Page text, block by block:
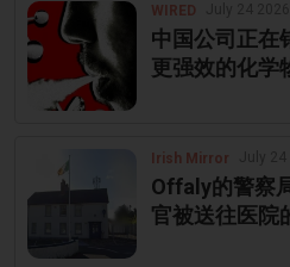
WIRED
中国公司正在
更强效的化学
Irish Mirror
Offaly的警察
官被送往医院